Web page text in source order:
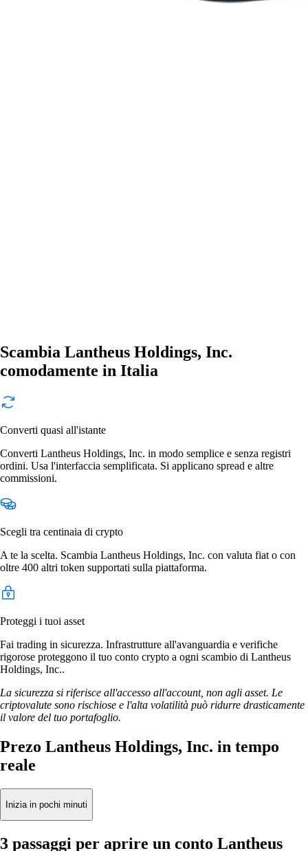
Scambia Lantheus Holdings, Inc.
comodamente in Italia
Converti quasi all'istante
Converti Lantheus Holdings, Inc. in modo semplice e senza registri
ordini. Usa l'interfaccia semplificata. Si applicano spread e altre
commissioni.
Scegli tra centinaia di crypto
A te la scelta. Scambia Lantheus Holdings, Inc. con valuta fiat o con
oltre 400 altri token supportati sulla piattaforma.
Proteggi i tuoi asset
Fai trading in sicurezza. Infrastrutture all'avanguardia e verifiche
rigorose proteggono il tuo conto crypto a ogni scambio di Lantheus
Holdings, Inc..
La sicurezza si riferisce all'accesso all'account, non agli asset. Le
criptovalute sono rischiose e l'alta volatilità può ridurre drasticamente
il valore del tuo portafoglio.
Prezo Lantheus Holdings, Inc. in tempo
reale
Inizia in pochi minuti
3 passaggi per aprire un conto Lantheus